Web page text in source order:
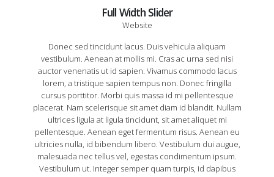
Full Width Slider
Website
Donec sed tincidunt lacus. Duis vehicula aliquam
vestibulum. Aenean at mollis mi. Cras ac urna sed nisi
auctor venenatis ut id sapien. Vivamus commodo lacus
lorem, a tristique sapien tempus non. Donec fringilla
cursus porttitor. Morbi quis massa id mi pellentesque
placerat. Nam scelerisque sit amet diam id blandit. Nullam
ultrices ligula at ligula tincidunt, sit amet aliquet mi
pellentesque. Aenean eget fermentum risus. Aenean eu
ultricies nulla, id bibendum libero. Vestibulum dui augue,
malesuada nec tellus vel, egestas condimentum ipsum.
Vestibulum ut. Integer semper quam turpis, id dapibus